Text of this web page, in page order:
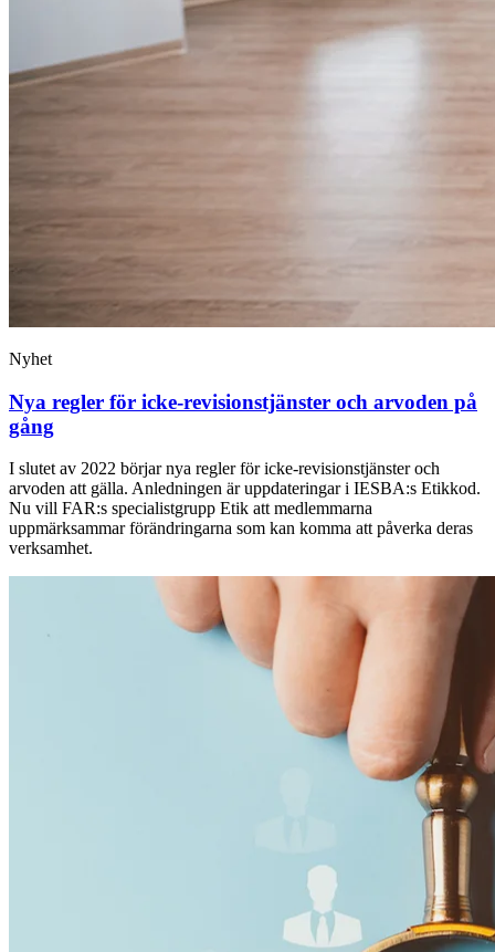
Nyhet
Nya regler för icke-revisions­tjänster och arvoden på
gång
I slutet av 2022 börjar nya regler för icke-revisionstjänster och
arvoden att gälla. Anledningen är uppdateringar i IESBA:s Etikkod.
Nu vill FAR:s specialistgrupp Etik att medlemmarna
uppmärksammar förändringarna som kan komma att påverka deras
verksamhet.